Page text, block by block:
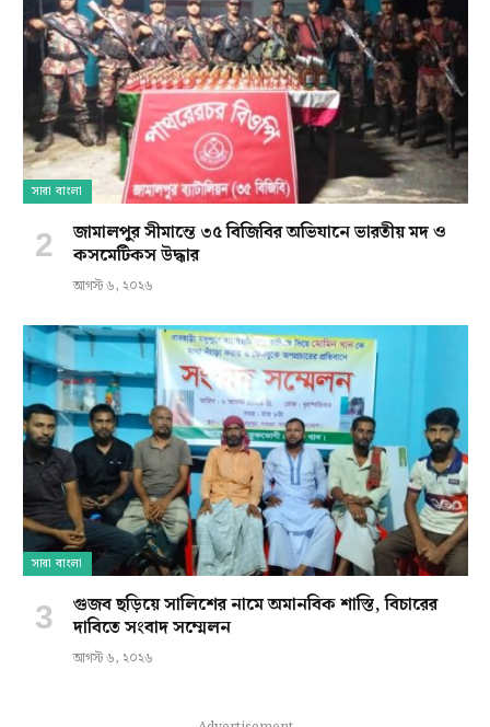
সারা বাংলা
জামালপুর সীমান্তে ৩৫ বিজিবির অভিযানে ভারতীয় মদ ও
কসমেটিকস উদ্ধার
আগস্ট ৬, ২০২৬
সারা বাংলা
গুজব ছড়িয়ে সালিশের নামে অমানবিক শাস্তি, বিচারের
দাবিতে সংবাদ সম্মেলন
আগস্ট ৬, ২০২৬